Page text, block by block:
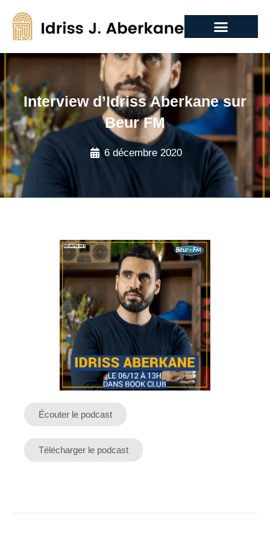
Interview d’Idriss Aberkane sur
Beur FM
6 décembre 2020
Écouter le podcast
Télécharger le podcast